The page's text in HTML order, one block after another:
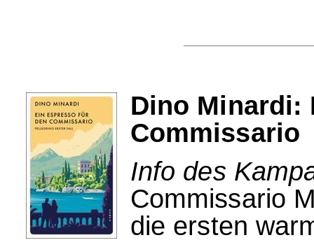
Dino Minardi:
Commissario
Info des
Commissario
die ersten